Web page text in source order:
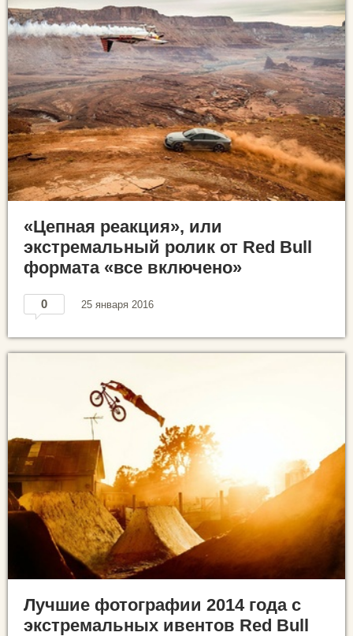
«Цепная реакция», или
экстремальный ролик от Red Bull
формата «все включено»
0 25 января 2016
Лучшие фотографии 2014 года с
экстремальных ивентов Red Bull